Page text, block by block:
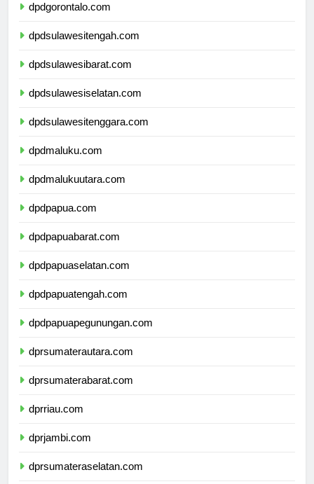
dpdgorontalo.com
dpdsulawesitengah.com
dpdsulawesibarat.com
dpdsulawesiselatan.com
dpdsulawesitenggara.com
dpdmaluku.com
dpdmalukuutara.com
dpdpapua.com
dpdpapuabarat.com
dpdpapuaselatan.com
dpdpapuatengah.com
dpdpapuapegunungan.com
dprsumaterautara.com
dprsumaterabarat.com
dprriau.com
dprjambi.com
dprsumateraselatan.com